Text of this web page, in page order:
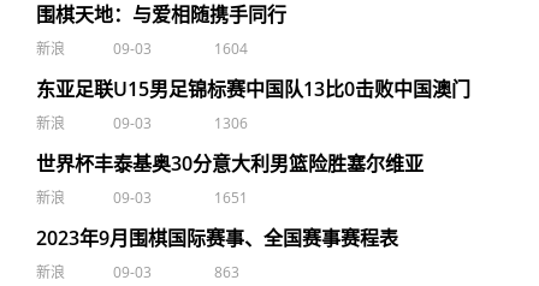
围棋天地：与爱相随携手同行
新浪 09-03 1604
东亚足联U15男足锦标赛中国队13比0击败中国澳门
新浪 09-03 1306
世界杯丰泰基奥30分意大利男篮险胜塞尔维亚
新浪 09-03 1651
2023年9月围棋国际赛事、全国赛事赛程表
新浪 09-03 863